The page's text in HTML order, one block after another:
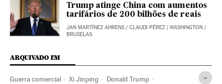
Trump atinge China com aumentos
tarifários de 200 bilhões de reais
JAN MARTÍNEZ AHRENS / CLAUDI PÉREZ | WASHINGTON /
BRUSELAS
ARQUIVADO EM
Guerra comercial Xi Jinping Donald Trump